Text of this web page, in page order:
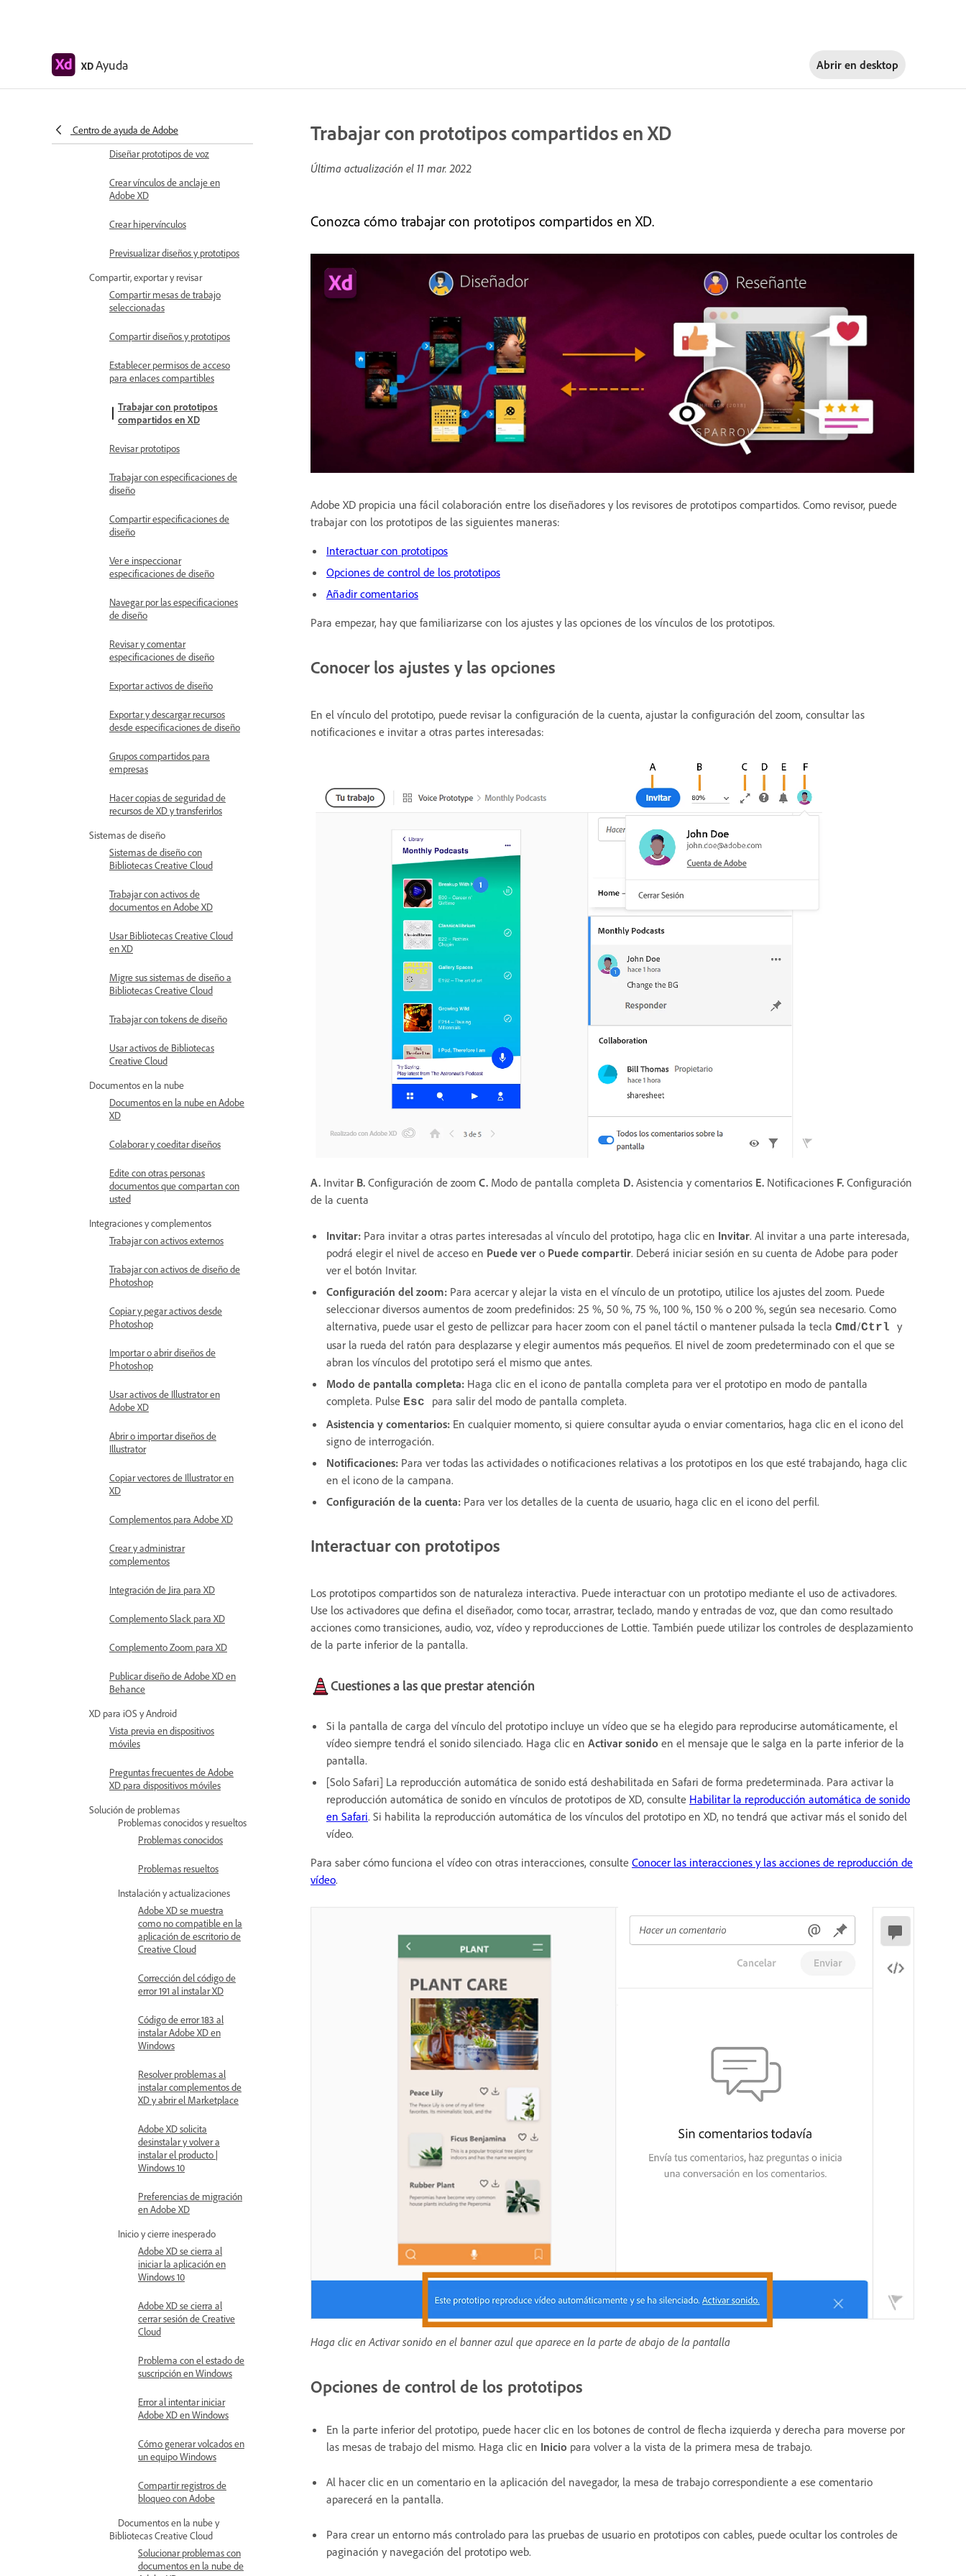
XDAyuda Abrir en desktop
Centro de ayuda de Adobe
comandos de voz y reproducción
Añadir superposiciones
Diseñar prototipos de voz
Crear vínculos de anclaje en
Adobe XD
Crear hipervínculos
Previsualizar diseños y prototipos
Compartir, exportar y revisar
Compartir mesas de trabajo
seleccionadas
Compartir diseños y prototipos
Establecer permisos de acceso
para enlaces compartibles
Trabajar con prototipos
compartidos en XD
Revisar prototipos
Trabajar con especificaciones de
diseño
Compartir especificaciones de
diseño
Ver e inspeccionar
especificaciones de diseño
Navegar por las especificaciones
de diseño
Revisar y comentar
especificaciones de diseño
Exportar activos de diseño
Exportar y descargar recursos
desde especificaciones de diseño
Grupos compartidos para
empresas
Hacer copias de seguridad de
recursos de XD y transferirlos
Sistemas de diseño
Sistemas de diseño con
Bibliotecas Creative Cloud
Trabajar con activos de
documentos en Adobe XD
Usar Bibliotecas Creative Cloud
en XD
Migre sus sistemas de diseño a
Bibliotecas Creative Cloud
Trabajar con tokens de diseño
Usar activos de Bibliotecas
Creative Cloud
Documentos en la nube
Documentos en la nube en Adobe
XD
Colaborar y coeditar diseños
Edite con otras personas
documentos que compartan con
usted
Integraciones y complementos
Trabajar con activos externos
Trabajar con activos de diseño de
Photoshop
Copiar y pegar activos desde
Photoshop
Importar o abrir diseños de
Photoshop
Usar activos de Illustrator en
Adobe XD
Abrir o importar diseños de
Illustrator
Copiar vectores de Illustrator en
XD
Complementos para Adobe XD
Crear y administrar
complementos
Integración de Jira para XD
Complemento Slack para XD
Complemento Zoom para XD
Publicar diseño de Adobe XD en
Behance
XD para iOS y Android
Vista previa en dispositivos
móviles
Preguntas frecuentes de Adobe
XD para dispositivos móviles
Solución de problemas
Problemas conocidos y resueltos
Problemas conocidos
Problemas resueltos
Instalación y actualizaciones
Adobe XD se muestra
como no compatible en la
aplicación de escritorio de
Creative Cloud
Corrección del código de
error 191 al instalar XD
Código de error 183 al
instalar Adobe XD en
Windows
Resolver problemas al
instalar complementos de
XD y abrir el Marketplace
Adobe XD solicita
desinstalar y volver a
instalar el producto |
Windows 10
Preferencias de migración
en Adobe XD
Inicio y cierre inesperado
Adobe XD se cierra al
iniciar la aplicación en
Windows 10
Adobe XD se cierra al
cerrar sesión de Creative
Cloud
Problema con el estado de
suscripción en Windows
Error al intentar iniciar
Adobe XD en Windows
Cómo generar volcados en
un equipo Windows
Compartir registros de
bloqueo con Adobe
Documentos en la nube y
Bibliotecas Creative Cloud
Solucionar problemas con
documentos en la nube de
Trabajar con prototipos compartidos en XD
Última actualización el 11 mar. 2022
Conozca cómo trabajar con prototipos compartidos en XD.
Adobe XD propicia una fácil colaboración entre los diseñadores y los revisores de prototipos compartidos. Como revisor, puede
trabajar con los prototipos de las siguientes maneras:
Interactuar con prototipos
Opciones de control de los prototipos
Añadir comentarios
Para empezar, hay que familiarizarse con los ajustes y las opciones de los vínculos de los prototipos.
Conocer los ajustes y las opciones
En el vínculo del prototipo, puede revisar la configuración de la cuenta, ajustar la configuración del zoom, consultar las
notificaciones e invitar a otras partes interesadas:
A. Invitar B. Configuración de zoom C. Modo de pantalla completa D. Asistencia y comentarios E. Notificaciones F. Configuración
de la cuenta
Invitar: Para invitar a otras partes interesadas al vínculo del prototipo, haga clic en Invitar. Al invitar a una parte interesada,
podrá elegir el nivel de acceso en Puede ver o Puede compartir. Deberá iniciar sesión en su cuenta de Adobe para poder
ver el botón Invitar.
Configuración del zoom: Para acercar y alejar la vista en el vínculo de un prototipo, utilice los ajustes del zoom. Puede
seleccionar diversos aumentos de zoom predefinidos: 25 %, 50 %, 75 %, 100 %, 150 % o 200 %, según sea necesario. Como
alternativa, puede usar el gesto de pellizcar para hacer zoom con el panel táctil o mantener pulsada la tecla Cmd/Ctrl y
usar la rueda del ratón para desplazarse y elegir aumentos más pequeños. El nivel de zoom predeterminado con el que se
abran los vínculos del prototipo será el mismo que antes.
Modo de pantalla completa: Haga clic en el icono de pantalla completa para ver el prototipo en modo de pantalla
completa. Pulse Esc para salir del modo de pantalla completa.
Asistencia y comentarios: En cualquier momento, si quiere consultar ayuda o enviar comentarios, haga clic en el icono del
signo de interrogación.
Notificaciones: Para ver todas las actividades o notificaciones relativas a los prototipos en los que esté trabajando, haga clic
en el icono de la campana.
Configuración de la cuenta: Para ver los detalles de la cuenta de usuario, haga clic en el icono del perfil.
Interactuar con prototipos
Los prototipos compartidos son de naturaleza interactiva. Puede interactuar con un prototipo mediante el uso de activadores.
Use los activadores que defina el diseñador, como tocar, arrastrar, teclado, mando y entradas de voz, que dan como resultado
acciones como transiciones, audio, voz, vídeo y reproducciones de Lottie. También puede utilizar los controles de desplazamiento
de la parte inferior de la pantalla.
Cuestiones a las que prestar atención
Si la pantalla de carga del vínculo del prototipo incluye un vídeo que se ha elegido para reproducirse automáticamente, el
vídeo siempre tendrá el sonido silenciado. Haga clic en Activar sonido en el mensaje que le salga en la parte inferior de la
pantalla.
[Solo Safari] La reproducción automática de sonido está deshabilitada en Safari de forma predeterminada. Para activar la
reproducción automática de sonido en vínculos de prototipos de XD, consulte Habilitar la reproducción automática de sonido
en Safari. Si habilita la reproducción automática de los vínculos del prototipo en XD, no tendrá que activar más el sonido del
vídeo.
Para saber cómo funciona el vídeo con otras interacciones, consulte Conocer las interacciones y las acciones de reproducción de
vídeo.
Haga clic en Activar sonido en el banner azul que aparece en la parte de abajo de la pantalla
Opciones de control de los prototipos
En la parte inferior del prototipo, puede hacer clic en los botones de control de flecha izquierda y derecha para moverse por
las mesas de trabajo del mismo. Haga clic en Inicio para volver a la vista de la primera mesa de trabajo.
Al hacer clic en un comentario en la aplicación del navegador, la mesa de trabajo correspondiente a ese comentario
aparecerá en la pantalla.
Para crear un entorno más controlado para las pruebas de usuario en prototipos con cables, puede ocultar los controles de
paginación y navegación del prototipo web.